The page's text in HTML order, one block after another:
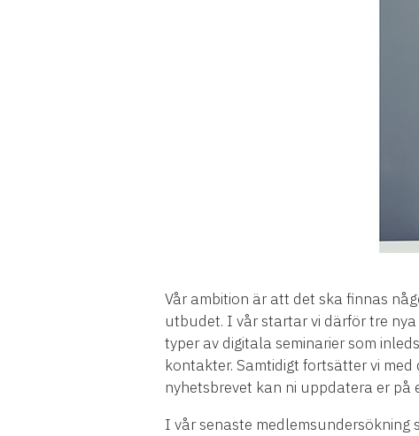
Vår ambition är att det ska finnas
utbudet. I vår startar vi därför tre
typer av digitala seminarier som
kontakter. Samtidigt fortsätter vi
nyhetsbrevet kan ni uppdatera er på
I vår senaste medlemsundersökning